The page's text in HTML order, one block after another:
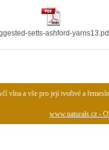
setts-ashford-
vlna a vše pro její tvořivé a
www.naturals.cz -